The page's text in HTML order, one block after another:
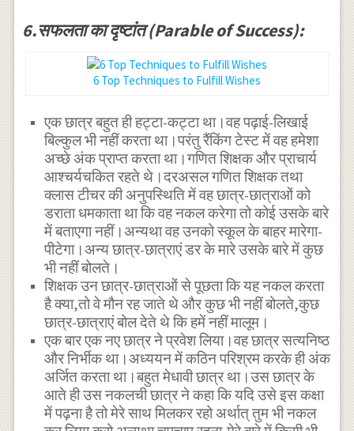
6.सफलता का दृष्टांत (Parable of Success):
6 Top Techniques to Fulfill Wishes
एक छात्र बहुत ही हट्टा-कट्टा था।वह पढ़ाई-लिखाई
बिल्कुल भी नहीं करता था।परंतु रैंकिंग टेस्ट में वह हमेशा
अच्छे अंक प्राप्त करता था।गणित शिक्षक और प्राचार्य
आश्चर्यचकित रहते थे।दरअसल गणित शिक्षक तथा
क्लास टीचर की अनुपस्थिति में वह छात्र-छात्राओं को
डराता धमकाता था कि वह नकल करेगा तो कोई उसके बारे
में बताएगा नहीं।अन्यथा वह उनको स्कूल के बाहर मारेगा-
पीटेगा।अन्य छात्र-छात्राएं डर के मारे उसके बारे में कुछ
भी नहीं बोलते।
शिक्षक उन छात्र-छात्राओं से पूछता कि यह नकल करता
है क्या,तो वे मौन रह जाते थे और कुछ भी नहीं बोलते,कुछ
छात्र-छात्राएं बोल देते थे कि हमें नहीं मालूम।
एक बार एक नए छात्र ने प्रवेश लिया।वह छात्र सत्यनिष्ठ
और निर्भीक था।अध्ययन में कठिन परिश्रम करके ही अंक
अर्जित करता था।बहुत मेधावी छात्र था।उस छात्र के
आते ही उस नकलची छात्र ने कहा कि यदि उसे इस कक्षा
में पढ़ना है तो मेरे साथ मिलकर रहो अर्थात् तुम भी नकल